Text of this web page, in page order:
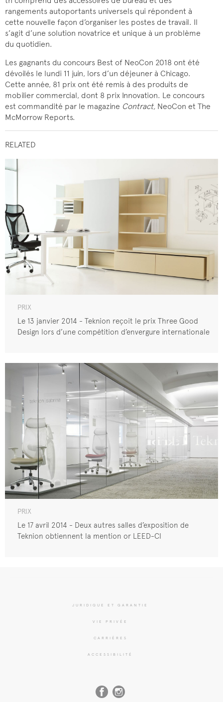
rangements autoportants universels qui répondent à
cette nouvelle façon d’organiser les postes de travail. Il
s’agit d’une solution novatrice et unique à un problème
du quotidien.
Les gagnants du concours Best of NeoCon 2018 ont été
dévoilés le lundi 11 juin, lors d’un déjeuner à Chicago.
Cette année, 81 prix ont été remis à des produits de
mobilier commercial, dont 8 prix Innovation. Le concours
est commandité par le magazine Contract, NeoCon et The
McMorrow Reports.
RELATED
PRIX
Le 13 janvier 2014 - Teknion reçoit le prix Three Good
Design lors d’une compétition d’envergure internationale
PRIX
Le 17 avril 2014 - Deux autres salles d’exposition de
Teknion obtiennent la mention or LEED-CI
JURIDIQUE ET GARANTIE
VIE PRIVÉE
CARRIÈRES
ACCESSIBILITÉ